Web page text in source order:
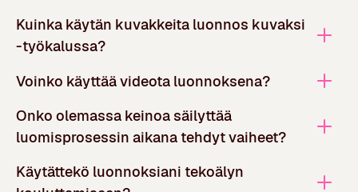
Kuinka käytän kuvakkeita luonnos kuvaksi
-työkalussa?
Voinko käyttää videota luonnoksena?
Onko olemassa keinoa säilyttää
luomisprosessin aikana tehdyt vaiheet?
Käytättekö luonnoksiani tekoälyn